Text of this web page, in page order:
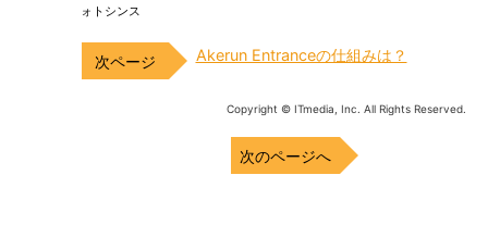
ォトシンス
Akerun Entranceの仕組みは？
Copyright © ITmedia, Inc. All Rights Reserved.
次のページへ